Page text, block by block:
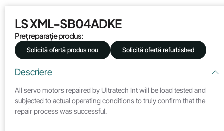
LS XML-SB04ADKE
Preț reparație produs:
Solicită ofertă produs nou Solicită ofertă refurbished
Descriere
All servo motors repaired by Ultratech Int will be load tested and
subjected to actual operating conditions to truly confirm that the
repair process was successful.